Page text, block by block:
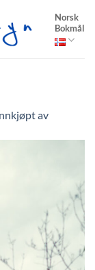
Norsk
Bokmål
av